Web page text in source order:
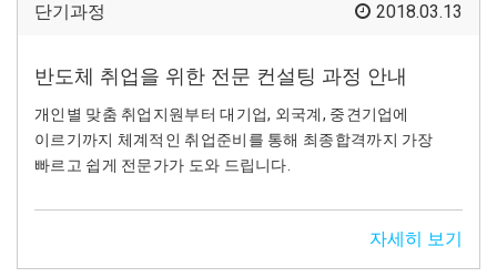
단기과정 2018.03.13
반도체 취업을 위한 전문 컨설팅 과정 안내
개인별 맞춤 취업지원부터 대기업, 외국계, 중견기업에
이르기까지 체계적인 취업준비를 통해 최종합격까지 가장
빠르고 쉽게 전문가가 도와 드립니다.
자세히 보기